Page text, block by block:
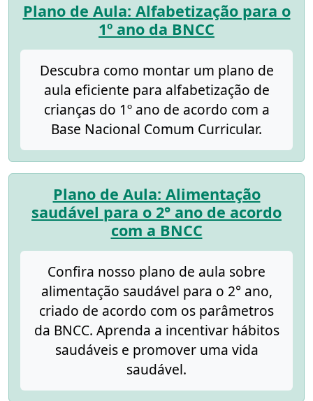
Plano de Aula: Alfabetização para o
1º ano da BNCC
Descubra como montar um plano de
aula eficiente para alfabetização de
crianças do 1º ano de acordo com a
Base Nacional Comum Curricular.
Plano de Aula: Alimentação
saudável para o 2° ano de acordo
com a BNCC
Confira nosso plano de aula sobre
alimentação saudável para o 2° ano,
criado de acordo com os parâmetros
da BNCC. Aprenda a incentivar hábitos
saudáveis e promover uma vida
saudável.